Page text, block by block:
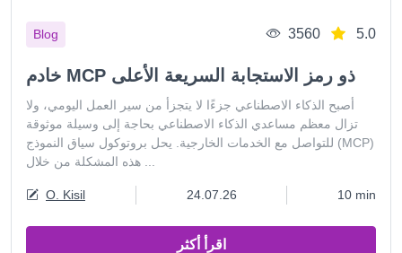
Blog 3560 5.0
خادم MCP ذو رمز الاستجابة السريعة الأعلى
أصبح الذكاء الاصطناعي جزءًا لا يتجزأ من سير العمل اليومي، ولا
تزال معظم مساعدي الذكاء الاصطناعي بحاجة إلى وسيلة موثوقة
للتواصل مع الخدمات الخارجية. يحل بروتوكول سياق النموذج (MCP)
O. Kisil 24.07.26 10 min
اقرأ أكثر